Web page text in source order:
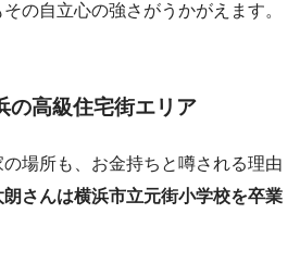
の自立心の強さがうかがえます。
の高級住宅街エリア
場所も、お金持ちと噂される理由
朗さんは横浜市立元街小学校を卒業